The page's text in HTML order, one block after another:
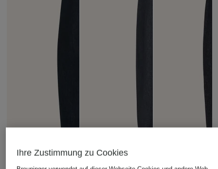
Ihre Zustimmung zu Cookies